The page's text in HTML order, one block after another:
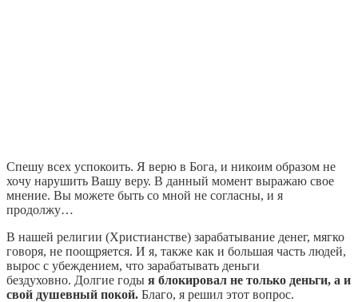
Спешу всех успокоить. Я верю в Бога, и никоим образом не
хочу нарушить Вашу веру. В данный момент выражаю свое
мнение. Вы можете быть со мной не согласны, и я
продолжу…
В нашей религии (Христианстве) зарабатывание денег, мягко
говоря, не поощряется. И я, также как и большая часть людей,
вырос с убеждением, что зарабатывать деньги
бездуховно. Долгие годы я блокировал не только деньги, а и
свой душевный покой. Благо, я решил этот вопрос.